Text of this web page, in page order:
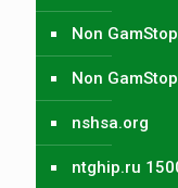
Non GamStop
Non
nshsa.org
ntghip.ru